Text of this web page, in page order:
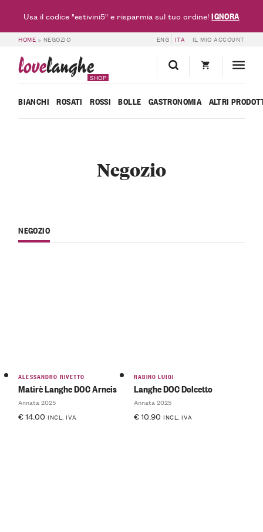
HOME » NEGOZIO ENG ITA IL MIO ACCOUNT
lovelanghe
SHOP
BIANCHI ROSATI ROSSI BOLLE GASTRONOMIA ALTRI
Negozio
NEGOZIO
ALESSANDRO RIVETTO
Matirè Langhe DOC Arneis
Annata 2025
€14.00 INCL. IVA
RABINO LUIGI
Langhe DOC Dolcetto
Annata 2025
€10.90 INCL. IVA
Usa il codice "estivini5" e risparmia sul tuo ordine!IGNORA